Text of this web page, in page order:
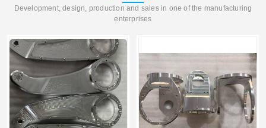
Development, design, production and sales in one of the manufacturing
enterprises